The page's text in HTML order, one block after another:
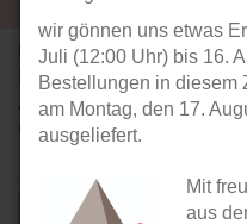
wir gönnen uns etwas
Juli (12:00 Uhr) bis 16.
Bestellungen in diesem
am Montag, den 17.
ausgeliefert.
Mit
aus
MED AUXIL
Befundhülle zur
Aufbewahrung von
Qualität mit Lichtschutz-
Sortieren nach
Sortieren nach